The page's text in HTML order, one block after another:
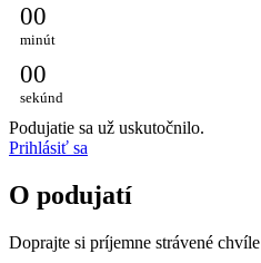
00
minút
00
sekúnd
Podujatie sa už uskutočnilo.
Prihlásiť sa
O podujatí
Doprajte si príjemne strávené chvíle